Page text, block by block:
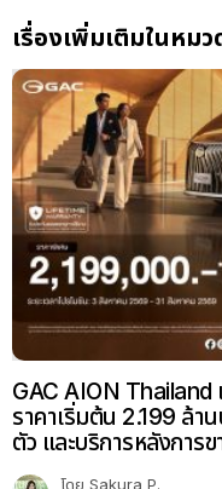
เรื่องเพิ่มเติมในหม
GAC AION Thailand
ราคาเริ่มต้น 2.199 ล้
ตัว และบริการหลังการ
โดย Sakura P.